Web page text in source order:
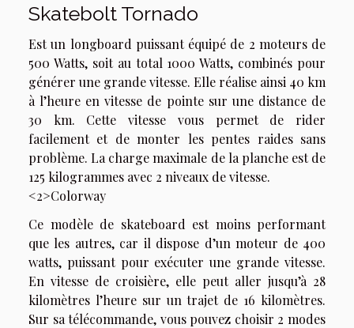
Skatebolt Tornado
Est un longboard puissant équipé de 2 moteurs de
500 Watts, soit au total 1000 Watts, combinés pour
générer une grande vitesse. Elle réalise ainsi 40 km
à l’heure en vitesse de pointe sur une distance de
30 km. Cette vitesse vous permet de rider
facilement et de monter les pentes raides sans
problème. La charge maximale de la planche est de
125 kilogrammes avec 2 niveaux de vitesse.
<2>Colorway
Ce modèle de skateboard est moins performant
que les autres, car il dispose d’un moteur de 400
watts, puissant pour exécuter une grande vitesse.
En vitesse de croisière, elle peut aller jusqu’à 28
kilomètres l’heure sur un trajet de 16 kilomètres.
Sur sa télécommande, vous pouvez choisir 2 modes